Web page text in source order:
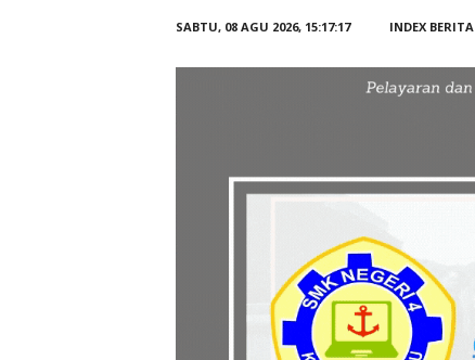
SABTU, 08 AGU 2026, 15:17:18 INDEX BERITA